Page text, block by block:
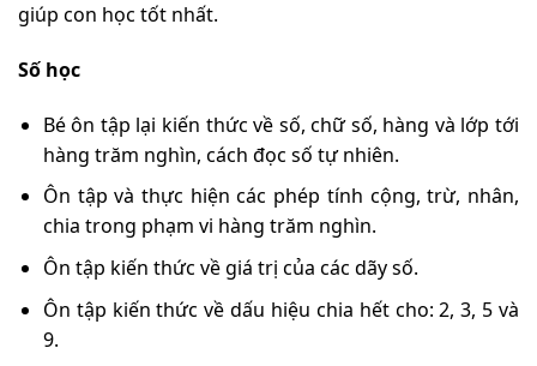
giúp con học tốt nhất.
Số học
Bé ôn tập lại kiến thức về số, chữ số, hàng và lớp tới
hàng trăm nghìn, cách đọc số tự nhiên.
Ôn tập và thực hiện các phép tính cộng, trừ, nhân,
chia trong phạm vi hàng trăm nghìn.
Ôn tập kiến thức về giá trị của các dãy số.
Ôn tập kiến thức về dấu hiệu chia hết cho: 2, 3, 5 và
9.